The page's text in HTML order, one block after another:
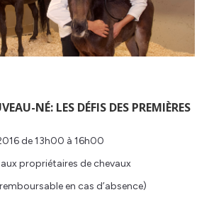
NÉ: LES DÉFIS DES PREMIÈRES
de 13h00 à 16h00
propriétaires de chevaux
en cas d’absence)